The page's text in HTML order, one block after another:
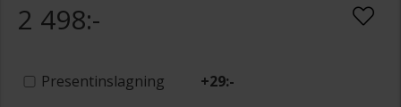
2 498:-
Presentinslagning +29:-